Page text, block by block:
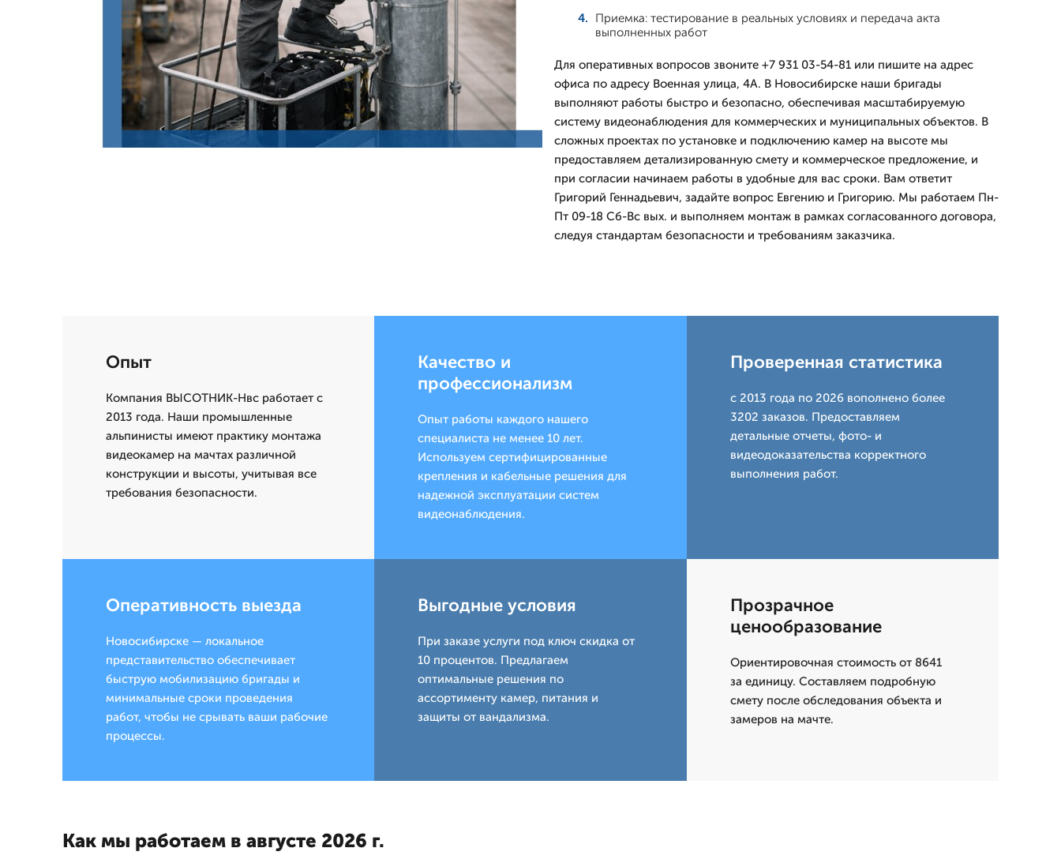
Приемка: тестирование в реальных условиях и передача акта
выполненных работ
Для оперативных вопросов звоните +7 931 03-54-81 или пишите на адрес
офиса по адресу Военная улица, 4А. В Новосибирске наши бригады
выполняют работы быстро и безопасно, обеспечивая масштабируемую
систему видеонаблюдения для коммерческих и муниципальных объектов. В
сложных проектах по установке и подключению камер на высоте мы
предоставляем детализированную смету и коммерческое предложение, и
при согласии начинаем работы в удобные для вас сроки. Вам ответит
Григорий Геннадьевич, задайте вопрос Евгению и Григорию. Мы работаем Пн-
Пт 09-18 Сб-Вс вых. и выполняем монтаж в рамках согласованного договора,
следуя стандартам безопасности и требованиям заказчика.
Опыт
Компания ВЫСОТНИК-Нвс работает с
2013 года. Наши промышленные
альпинисты имеют практику монтажа
видеокамер на мачтах различной
конструкции и высоты, учитывая все
требования безопасности.
Качество и
профессионализм
Опыт работы каждого нашего
специалиста не менее 10 лет.
Используем сертифицированные
крепления и кабельные решения для
надежной эксплуатации систем
видеонаблюдения.
Проверенная статистика
с 2013 года по 2026 вополнено более
3202 заказов. Предоставляем
детальные отчеты, фото- и
видеодоказательства корректного
выполнения работ.
Оперативность выезда
Новосибирске — локальное
представительство обеспечивает
быструю мобилизацию бригады и
минимальные сроки проведения
работ, чтобы не срывать ваши рабочие
процессы.
Выгодные условия
При заказе услуги под ключ скидка от
10 процентов. Предлагаем
оптимальные решения по
ассортименту камер, питания и
защиты от вандализма.
Прозрачное
ценообразование
Ориентировочная стоимость от 8641
за единицу. Составляем подробную
смету после обследования объекта и
замеров на мачте.
Как мы работаем в августе 2026 г.